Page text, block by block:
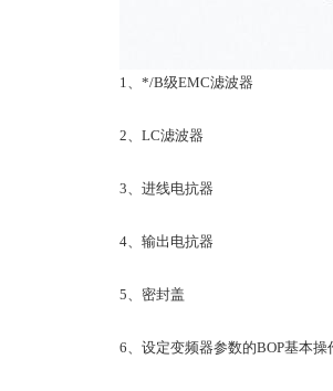
1、*/B级EMC滤波器
2、LC滤波器
3、进线电抗器
4、输出电抗器
5、密封盖
6、设定变频器参数的BOP基本操